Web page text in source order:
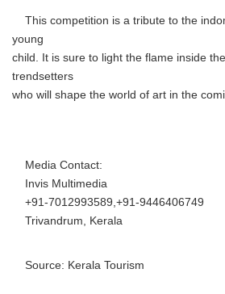
This competition is a tribute to the
young
child. It is sure to light the flame inside
trendsetters
who will shape the world of art in the
Media Contact:
Invis Multimedia
+91-7012993589,+91-9446406749
Trivandrum, Kerala
Source: Kerala Tourism